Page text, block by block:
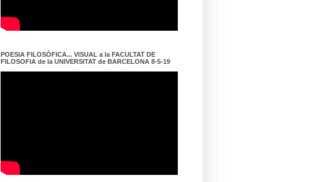
POESIA FILOSÒFICA... VISUAL a la FACULTAT DE
FILOSOFIA de la UNIVERSITAT de BARCELONA 8-5-19